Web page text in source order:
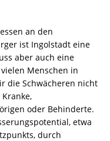
an den
ist Ingolstadt eine
aber auch eine
Menschen in
die Schwächeren nicht
oder Behinderte.
etwa
durch